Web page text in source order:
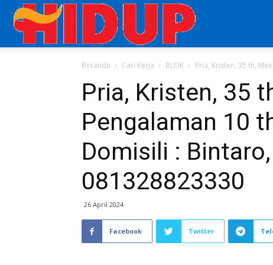
Cari
Kerja
Beranda Cari Kerja BLOK Pria, Kristen, 35 th,
Pria, Kristen, 35
Pengalaman 10
Domisili :
081328823330
26 April 2024
Facebook Twitter